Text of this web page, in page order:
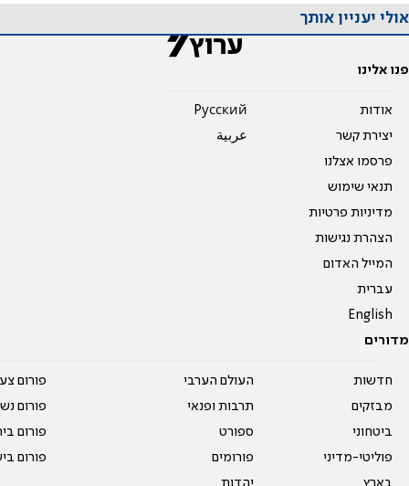
אולי יעניין אותך
פנו אלינו
אודות
יצירת קשר
פרסמו אצלנו
תנאי שימוש
מדיניות פרטיות
הצהרת נגישות
המייל האדום
עברית
English
Pусский
عربية
מדורים
חדשות
מבזקים
ביטחוני
פוליטי-מדיני
העולם הערבי
תרבות ופנאי
ספורט
פורומים
פורום
פורום
פורום
פורום